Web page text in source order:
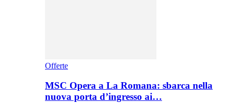
Offerte
MSC Opera a La Romana: sbarca nella
nuova porta d’ingresso ai…